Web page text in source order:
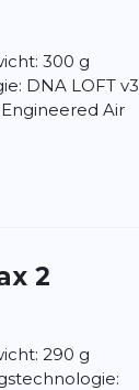
300 g
DNA LOFT v3
Air
2
290 g